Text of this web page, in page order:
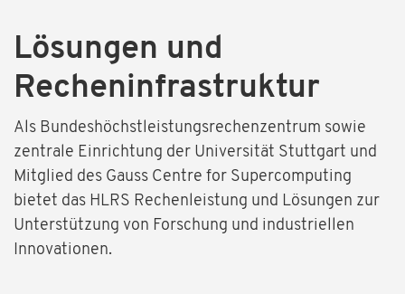
Lösungen und
Recheninfrastruktur
Als Bundeshöchstleistungsrechenzentrum sowie
zentrale Einrichtung der Universität Stuttgart und
Mitglied des Gauss Centre for Supercomputing
bietet das HLRS Rechenleistung und Lösungen zur
Unterstützung von Forschung und industriellen
Innovationen.